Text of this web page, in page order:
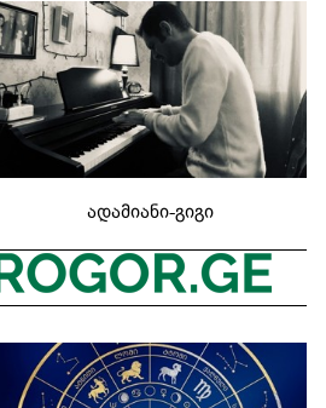
ადამიანი-გიგი